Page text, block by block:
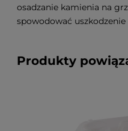
osadzanie kamienia na
spowodować
Produkty